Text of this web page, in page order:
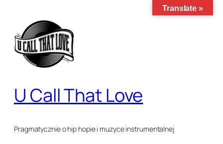
treści
U Call That Love
Pragmatycznie o hip hopie i muzyce instrumentalnej
Translate »